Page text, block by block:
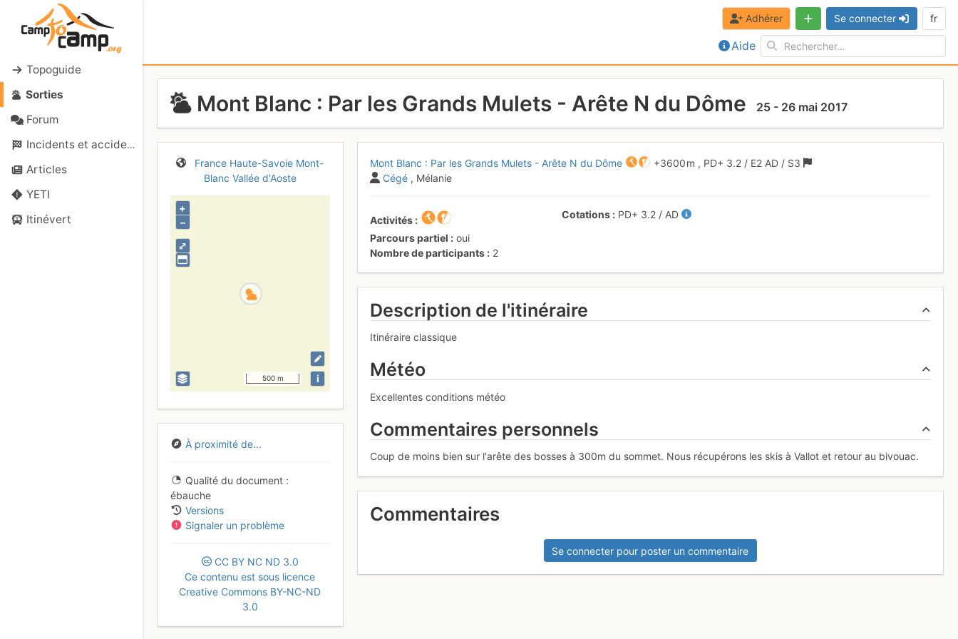
Topoguide
Sorties
Forum
Incidents et accidents
Articles
YETI
Itinévert
Aide
Adhérer Se connecter fr
Mont Blanc : Par les Grands Mulets - Arête N du Dôme 25 - 26 mai 2017
France Haute-Savoie Mont-
Blanc Vallée d'Aoste
⤢
+
–
500 m i
À proximité de...
Qualité du document
ébauche
Versions
Signaler un problème
CC BY NC ND 3.0
Ce contenu est sous licence
Creative Commons BY-NC-ND
3.0
Mont Blanc : Par les Grands Mulets - Arête N du Dôme +3600 m , PD+ 3.2 / E2 AD / S3
Cégé , Mélanie
Activités
Parcours partiel
oui
Nombre de participants
2
Cotations PD+ 3.2 / AD
Description de l'itinéraire
Itinéraire classique
Météo
Excellentes conditions météo
Commentaires personnels
Coup de moins bien sur l'arête des bosses à 300m du sommet. Nous récupérons les skis à Vallot et retour au bivouac.
Commentaires
Se connecter pour poster un commentaire